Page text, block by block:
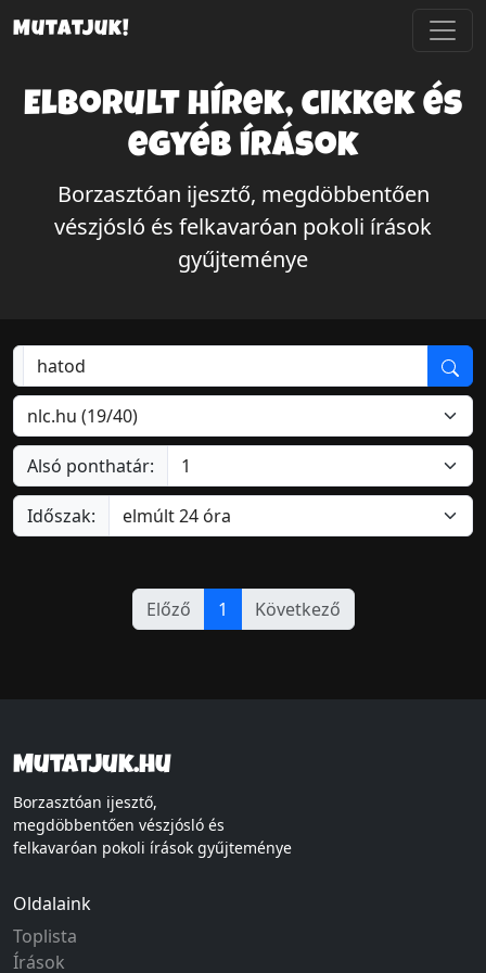
Mutatjuk!
Elborult hírek, cikkek és
egyéb írások
Borzasztóan ijesztő, megdöbbentően
vészjósló és felkavaróan pokoli írások
gyűjteménye
Alsó ponthatár:
Időszak:
Előző 1 Következő
Mutatjuk.hu
Borzasztóan ijesztő,
megdöbbentően vészjósló és
felkavaróan pokoli írások gyűjteménye
Oldalaink
Toplista
Írások